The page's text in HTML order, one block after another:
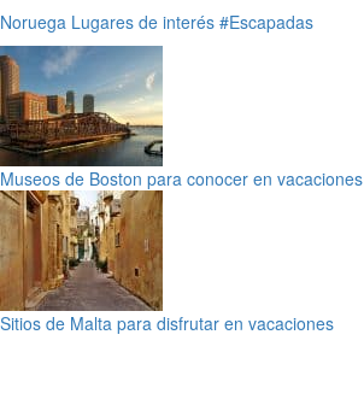
Noruega Lugares de interés #Escapadas
Museos de Boston para conocer en vacaciones
Sitios de Malta para disfrutar en vacaciones